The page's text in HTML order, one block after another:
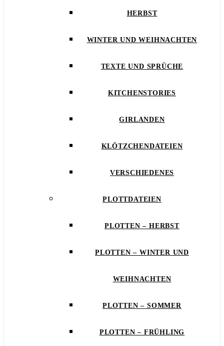
HERBST
WINTER UND WEIHNACHTEN
TEXTE UND SPRÜCHE
KITCHENSTORIES
GIRLANDEN
KLÖTZCHENDATEIEN
VERSCHIEDENES
PLOTTDATEIEN
PLOTTEN – HERBST
PLOTTEN – WINTER UND
WEIHNACHTEN
PLOTTEN – SOMMER
PLOTTEN – FRÜHLING